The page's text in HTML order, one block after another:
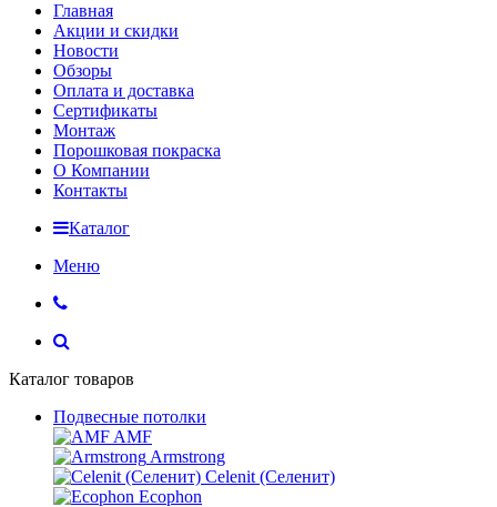
Главная
Акции и скидки
Новости
Обзоры
Оплата и доставка
Сертификаты
Монтаж
Порошковая покраска
О Компании
Контакты
Каталог
Меню
Каталог товаров
Подвесные потолки
AMF
Armstrong
Celenit (Селенит)
Ecophon